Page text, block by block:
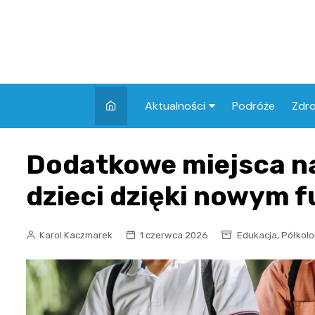
Aktualności Podróże
Dodatkowe miejsca
dzieci dzięki nowym
Karol Kaczmarek 1 czerwca 2026 Edukacja,